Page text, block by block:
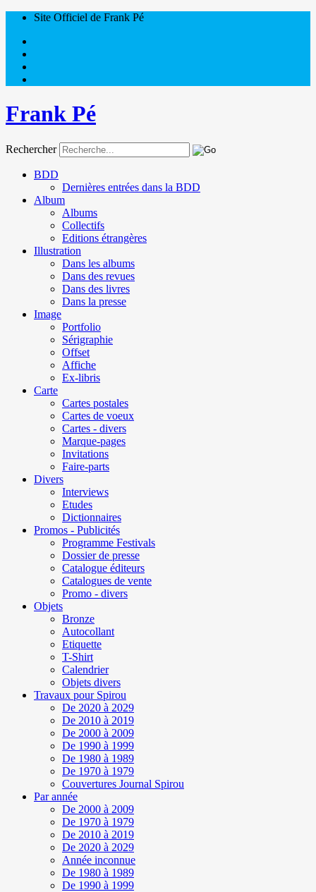
Site Officiel de Frank Pé
Frank Pé
Rechercher
BDD
Dernières entrées dans la BDD
Album
Albums
Collectifs
Editions étrangères
Illustration
Dans les albums
Dans des revues
Dans des livres
Dans la presse
Image
Portfolio
Sérigraphie
Offset
Affiche
Ex-libris
Carte
Cartes postales
Cartes de voeux
Cartes - divers
Marque-pages
Invitations
Faire-parts
Divers
Interviews
Etudes
Dictionnaires
Promos - Publicités
Programme Festivals
Dossier de presse
Catalogue éditeurs
Catalogues de vente
Promo - divers
Objets
Bronze
Autocollant
Etiquette
T-Shirt
Calendrier
Objets divers
Travaux pour Spirou
De 2020 à 2029
De 2010 à 2019
De 2000 à 2009
De 1990 à 1999
De 1980 à 1989
De 1970 à 1979
Couvertures Journal Spirou
Par année
De 2000 à 2009
De 1970 à 1979
De 2010 à 2019
De 2020 à 2029
Année inconnue
De 1980 à 1989
De 1990 à 1999